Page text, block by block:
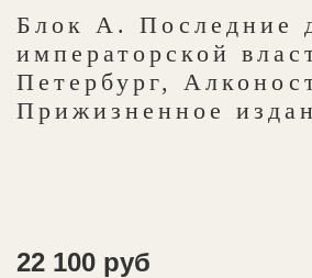
Блок А. Последние
императорской
Петербург,
Прижизненное
22 100 руб